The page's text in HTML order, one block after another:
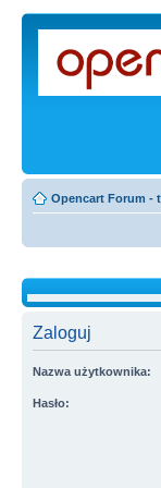
Opencart Forum -
Zaloguj
Nazwa użytkownika:
Hasło: